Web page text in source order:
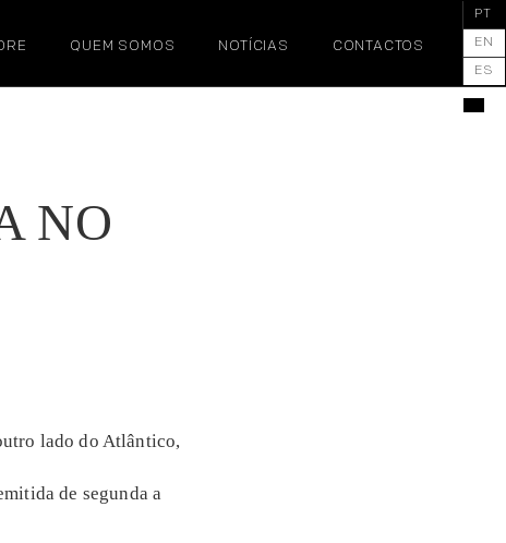
QUEM SOMOS NOTÍCIAS CONTACTOS
NO
lado do Atlântico,
de segunda a
PT
EN
ES